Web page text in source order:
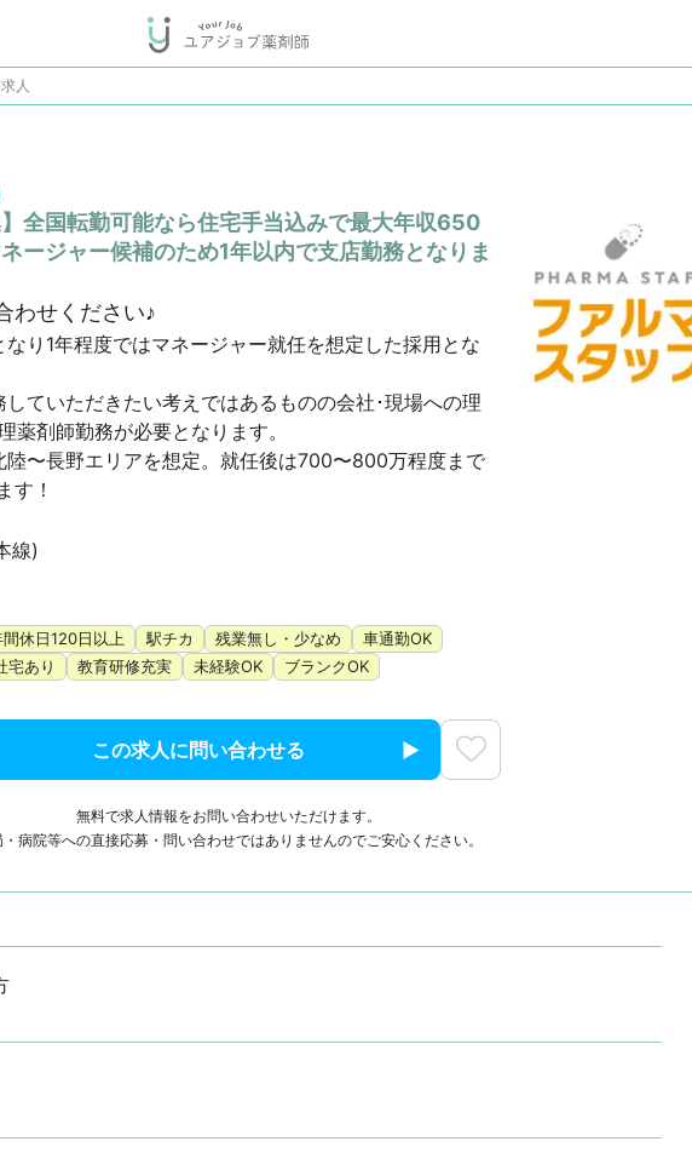
人
】全国転勤可能なら住宅手当込みで最大年収650
ージャー候補のため1年以内で支店勤務となりま
わせください♪
り1年程度ではマネージャー就任を想定した採用とな
ていただきたい考えではあるものの会社･現場への理
薬剤師勤務が必要となります。
〜長野エリアを想定。就任後は700〜800万程度まで
す！
線)
間休日120日以上 駅チカ 残業無し・少なめ
車通勤OK
宅あり 教育研修充実 未経験OK ブランクOK
この求人に問い合わせる
無料で求人情報をお問い合わせいただけます。
病院等への直接応募・問い合わせではありませんのでご安心ください。